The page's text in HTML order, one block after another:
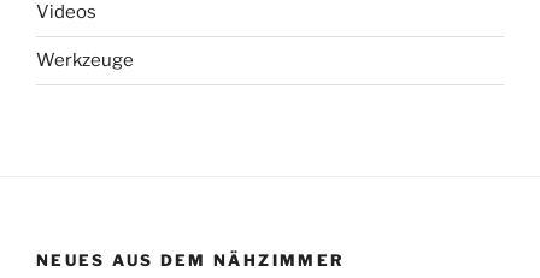
Videos
Werkzeuge
NEUES AUS DEM NÄHZIMMER